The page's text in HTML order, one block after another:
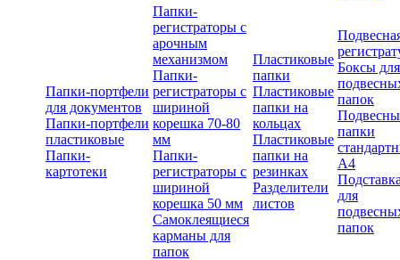
Папки-портфели
для документов
Папки-портфели
пластиковые
Папки-
картотеки
Папки-
регистраторы с
арочным
механизмом
Папки-
регистраторы с
шириной
корешка 70-80
мм
Папки-
регистраторы с
шириной
корешка 50 мм
Самоклеящиеся
карманы для
папок
Пластиковые
папки
Пластиковые
папки на
кольцах
Пластиковые
папки на
резинках
Разделители
листов
Боксы для
папок
папки
А4
для
папок